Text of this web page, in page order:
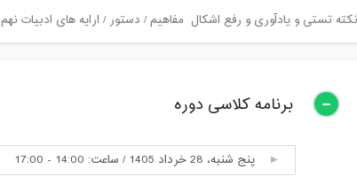
تستی و یادآوری و رفع اشکال مفاهیم / دستور / ارایه های ادبیات نهم
برنامه کلاسی دوره
پنج شنبه، 28 خرداد 1405 / ساعت: 14:00 - 17:00